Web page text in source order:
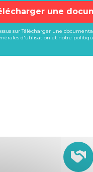
une
sur Télécharger une
d'utilisation et notre